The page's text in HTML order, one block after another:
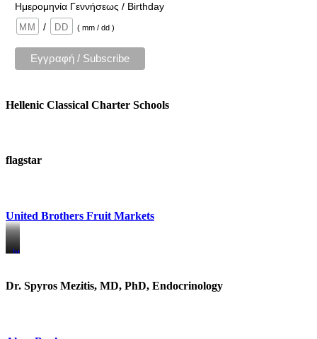
Ημερομηνία Γεννήσεως / Birthday
/
( mm / dd )
Hellenic Classical Charter Schools
flagstar
United Brothers Fruit Markets
https://www.unitedbrothersfruitmarkets.com/
https://www.unitedbrothersfruitmarkets.com/
Dr. Spyros Mezitis, MD, PhD, Endocrinology